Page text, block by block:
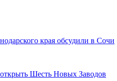
края обсудили в Сочи
Шесть Новых Заводов